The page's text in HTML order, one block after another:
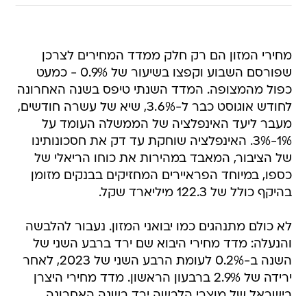
מחירי המזון הם רק חלק ממדד המחירים לצרכן
שפורסם השבוע וקפצו בשיעור של 0.9% - כמעט
כפול מהמצופה. המדד השנתי טיפס בשנה האחרונה
לחודש אוגוסט כבר ל-3.6%, שיא של עשרה חודשים,
מעבר ליעד האינפלציה של הממשלה העומד על
1%-3%. האינפלציה שוחקת עד דק את חסכונותינו
של הציבור, המאבד במהירות את כוחו הריאלי של
כספו, במיוחד הפראיירים המחזיקים בבנקים מזומן
בהיקף כולל של 122.3 מיליארד שקל.
לא כולם מתנהגים כמו יבואני המזון. נעבור להלבשה
והנעלה: מדד מחירי היבוא שם ירד ברבע השני של
השנה ב-0.2% לעומת הרבע השני של 2023, לאחר
ירידה של 2.9% ברבעון הראשון. מדד מחירי היצרן